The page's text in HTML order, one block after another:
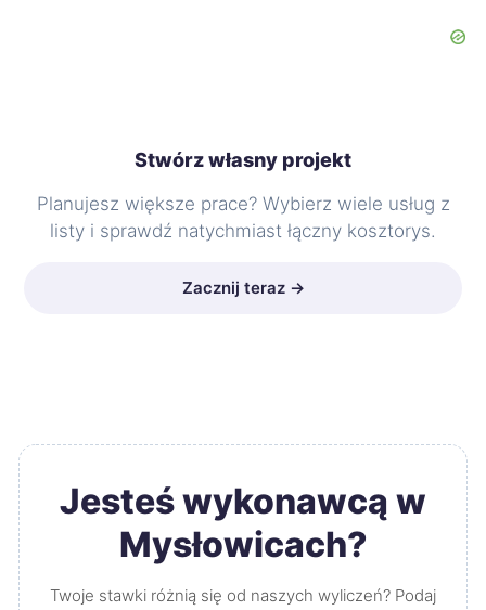
Stwórz własny projekt
Planujesz większe prace? Wybierz wiele usług z
listy i sprawdź natychmiast łączny kosztorys.
Zacznij teraz →
Jesteś wykonawcą w
Mysłowicach?
Twoje stawki różnią się od naszych wyliczeń? Podaj